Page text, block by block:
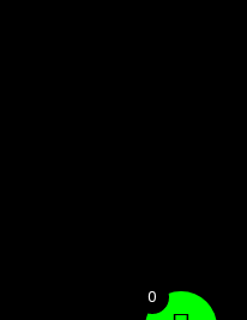
0